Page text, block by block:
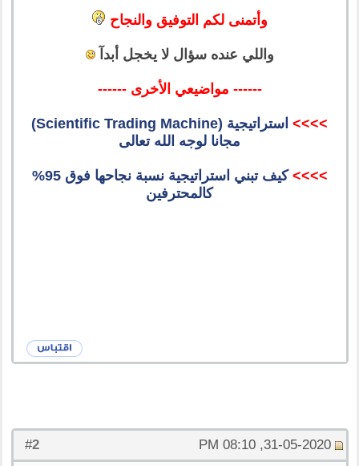
وأتمنى لكم التوفيق والنجاح
واللي عنده سؤال لا يخجل أبدآ
------ مواضيعي الأخرى ------
>>>>
استراتيجية (Scientific Trading Machine)
مجانا لوجه الله تعالى
>>>>
كيف تبني استراتيجية نسبة نجاحها فوق 95%
كالمحترفين
#
2 31-05-2020, 08:10 PM